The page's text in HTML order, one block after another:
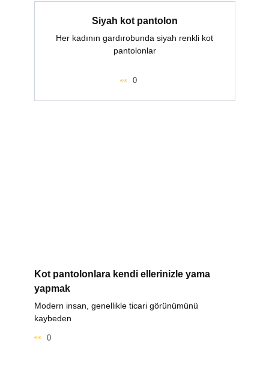
Siyah kot pantolon
Her kadının gardırobunda siyah renkli kot
pantolonlar
0
Kot pantolonlara kendi ellerinizle yama
yapmak
Modern insan, genellikle ticari görünümünü
kaybeden
0